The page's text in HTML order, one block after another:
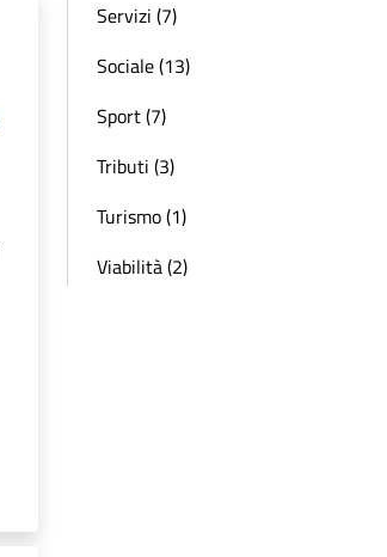
Servizi (7)
Sociale (13)
Sport (7)
Tributi (3)
Turismo (1)
Viabilità (2)